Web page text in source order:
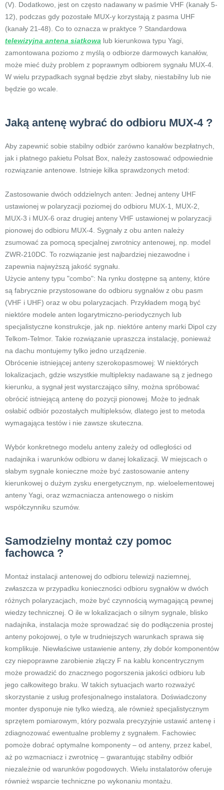
(V). Dodatkowo, jest on często nadawany w paśmie VHF (kanały 5-
12), podczas gdy pozostałe MUX-y korzystają z pasma UHF
(kanały 21-48). Co to oznacza w praktyce ? Standardowa
telewizyjna antena siatkowa lub kierunkowa typu Yagi,
zamontowana poziomo z myślą o odbiorze darmowych kanałów,
może mieć duży problem z poprawnym odbiorem sygnału MUX-4.
W wielu przypadkach sygnał będzie zbyt słaby, niestabilny lub nie
będzie go wcale.
Jaką antenę wybrać do odbioru MUX-4 ?
Aby zapewnić sobie stabilny odbiór zarówno kanałów bezpłatnych,
jak i płatnego pakietu Polsat Box, należy zastosować odpowiednie
rozwiązanie antenowe. Istnieje kilka sprawdzonych metod:
Zastosowanie dwóch oddzielnych anten: Jednej anteny UHF
ustawionej w polaryzacji poziomej do odbioru MUX-1, MUX-2,
MUX-3 i MUX-6 oraz drugiej anteny VHF ustawionej w polaryzacji
pionowej do odbioru MUX-4. Sygnały z obu anten należy
zsumować za pomocą specjalnej zwrotnicy antenowej, np. model
ZWR-210DC. To rozwiązanie jest najbardziej niezawodne i
zapewnia najwyższą jakość sygnału.
Użycie anteny typu "combo": Na rynku dostępne są anteny, które
są fabrycznie przystosowane do odbioru sygnałów z obu pasm
(VHF i UHF) oraz w obu polaryzacjach. Przykładem mogą być
niektóre modele anten logarytmiczno-periodycznych lub
specjalistyczne konstrukcje, jak np. niektóre anteny marki Dipol czy
Telkom-Telmor. Takie rozwiązanie upraszcza instalację, ponieważ
na dachu montujemy tylko jedno urządzenie.
Obrócenie istniejącej anteny szerokopasmowej: W niektórych
lokalizacjach, gdzie wszystkie multipleksy nadawane są z jednego
kierunku, a sygnał jest wystarczająco silny, można spróbować
obrócić istniejącą antenę do pozycji pionowej. Może to jednak
osłabić odbiór pozostałych multipleksów, dlatego jest to metoda
wymagająca testów i nie zawsze skuteczna.
Wybór konkretnego modelu anteny zależy od odległości od
nadajnika i warunków odbioru w danej lokalizacji. W miejscach o
słabym sygnale konieczne może być zastosowanie anteny
kierunkowej o dużym zysku energetycznym, np. wieloelementowej
anteny Yagi, oraz wzmacniacza antenowego o niskim
współczynniku szumów.
Samodzielny montaż czy pomoc
fachowca ?
Montaż instalacji antenowej do odbioru telewizji naziemnej,
zwłaszcza w przypadku konieczności odbioru sygnałów w dwóch
różnych polaryzacjach, może być czynnością wymagającą pewnej
wiedzy technicznej. O ile w lokalizacjach o silnym sygnale, blisko
nadajnika, instalacja może sprowadzać się do podłączenia prostej
anteny pokojowej, o tyle w trudniejszych warunkach sprawa się
komplikuje. Niewłaściwe ustawienie anteny, zły dobór komponentów
czy niepoprawne zarobienie złączy F na kablu koncentrycznym
może prowadzić do znacznego pogorszenia jakości odbioru lub
jego całkowitego braku. W takich sytuacjach warto rozważyć
skorzystanie z usług profesjonalnego instalatora. Doświadczony
monter dysponuje nie tylko wiedzą, ale również specjalistycznym
sprzętem pomiarowym, który pozwala precyzyjnie ustawić antenę i
zdiagnozować ewentualne problemy z sygnałem. Fachowiec
pomoże dobrać optymalne komponenty – od anteny, przez kabel,
aż po wzmacniacz i zwrotnicę – gwarantując stabilny odbiór
niezależnie od warunków pogodowych. Wielu instalatorów oferuje
również wsparcie techniczne po wykonaniu montażu.